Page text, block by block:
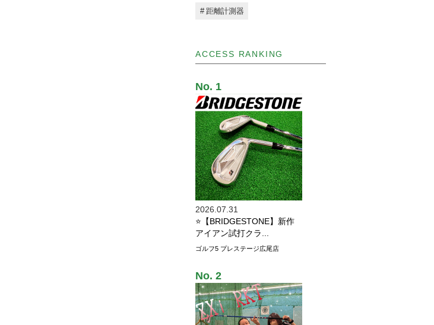
# 距離計測器
ACCESS RANKING
2026.07.31
⭐【BRIDGESTONE】新作
アイアン試打クラ...
ゴルフ5 プレステージ広尾店